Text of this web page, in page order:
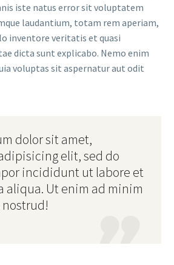
iste natus error sit voluptatem
laudantium, totam rem aperiam,
inventore veritatis et quasi
dicta sunt explicabo. Nemo enim
voluptas sit aspernatur aut odit
dolor sit amet,
elit, sed do
incididunt ut labore et
aliqua. Ut enim ad minim